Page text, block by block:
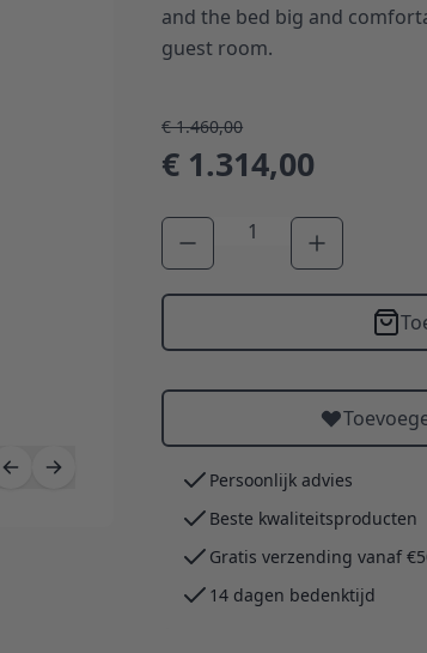
and the bed big and
guest room.
€ 1.460,00
€ 1.314,00
Aantal
Persoonlijk advies
Beste kwaliteitsproducten
Gratis verzending vanaf
14 dagen bedenktijd